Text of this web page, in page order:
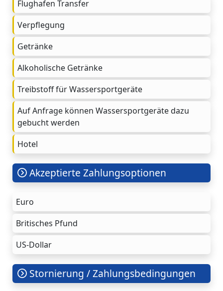
Flughafen Transfer
Verpflegung
Getränke
Alkoholische Getränke
Treibstoff für Wassersportgeräte
Auf Anfrage können Wassersportgeräte dazu
gebucht werden
Hotel
Akzeptierte Zahlungsoptionen
Euro
Britisches Pfund
US-Dollar
Stornierung / Zahlungsbedingungen